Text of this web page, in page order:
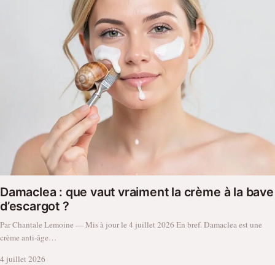
Damaclea : que vaut vraiment la crème à la bave
d’escargot ?
Par Chantale Lemoine — Mis à jour le 4 juillet 2026 En bref. Damaclea est une
crème anti-âge…
4 juillet 2026